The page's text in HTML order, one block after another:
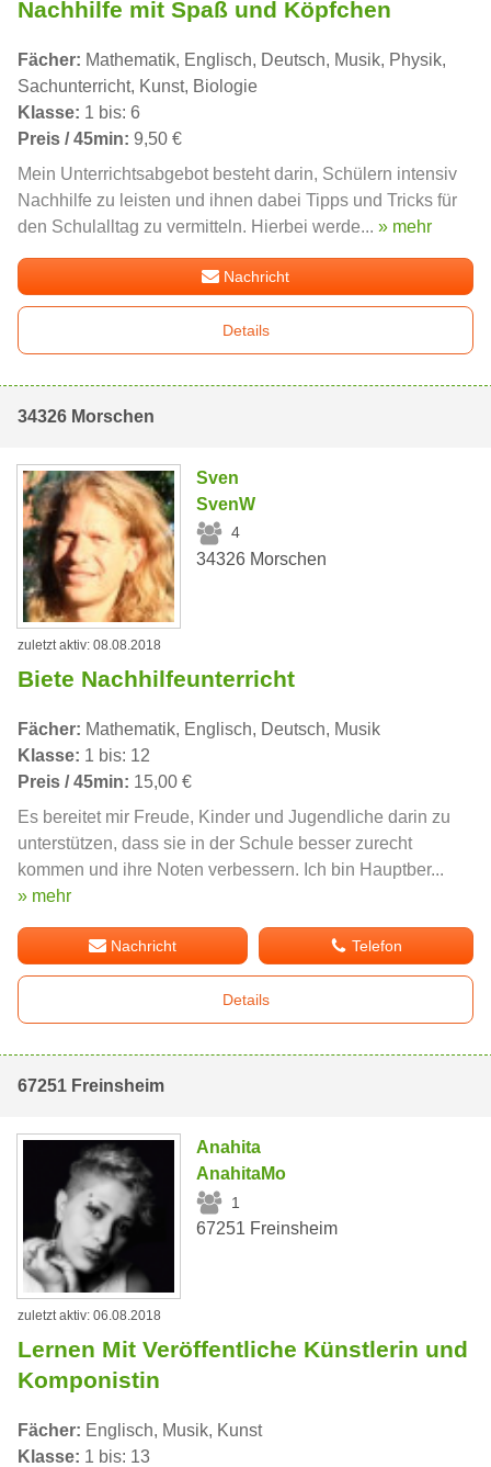
Nachhilfe mit Spaß und Köpfchen
Fächer: Mathematik, Englisch, Deutsch, Musik, Physik,
Sachunterricht, Kunst, Biologie
Klasse: 1 bis: 6
Preis / 45min: 9,50 €
Mein Unterrichtsabgebot besteht darin, Schülern intensiv
Nachhilfe zu leisten und ihnen dabei Tipps und Tricks für
den Schulalltag zu vermitteln. Hierbei werde... » mehr
Nachricht
Details
34326 Morschen
Sven
SvenW
4
34326 Morschen
zuletzt aktiv: 08.08.2018
Biete Nachhilfeunterricht
Fächer: Mathematik, Englisch, Deutsch, Musik
Klasse: 1 bis: 12
Preis / 45min: 15,00 €
Es bereitet mir Freude, Kinder und Jugendliche darin zu
unterstützen, dass sie in der Schule besser zurecht
kommen und ihre Noten verbessern. Ich bin Hauptber...
» mehr
Nachricht Telefon
Details
67251 Freinsheim
Anahita
AnahitaMo
1
67251 Freinsheim
zuletzt aktiv: 06.08.2018
Lernen Mit Veröffentliche Künstlerin und
Komponistin
Fächer: Englisch, Musik, Kunst
Klasse: 1 bis: 13